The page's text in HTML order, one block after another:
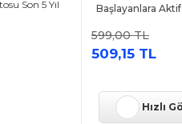
Başlayanlara
599,00 TL
509,15 TL
Hızlı